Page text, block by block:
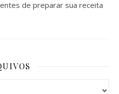
de preparar sua receita